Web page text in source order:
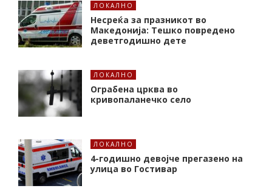
ЛОКАЛНО
Несреќа за празникот во
Македонија: Тешко повредено
деветгодишно дете
ЛОКАЛНО
Ограбена црква во
кривопаланечко село
ЛОКАЛНО
4-годишно девојче прегазено на
улица во Гостивар